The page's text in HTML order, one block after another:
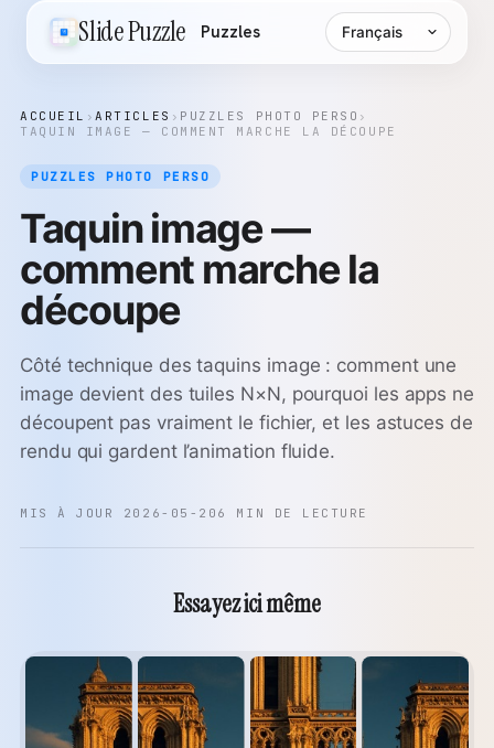
Slide Puzzle Puzzles Langue
ACCUEIL ›ARTICLES › PUZZLES PHOTO PERSO ›
TAQUIN IMAGE — COMMENT MARCHE LA DÉCOUPE
PUZZLES PHOTO PERSO
Taquin image —
comment marche la
découpe
Côté technique des taquins image : comment une
image devient des tuiles N×N, pourquoi les apps ne
découpent pas vraiment le fichier, et les astuces de
rendu qui gardent l’animation fluide.
MIS À JOUR 2026-05-20 6 MIN DE LECTURE
Essayez ici même